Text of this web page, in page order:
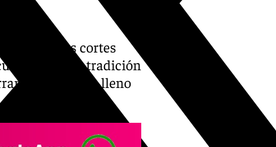
de las cortes
con la tradición
un desfile lleno